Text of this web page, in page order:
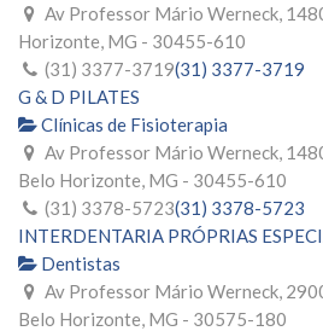
Av Professor Mário Werneck,
Horizonte, MG - 30455-610
(31) 3377-3719(31) 3377-3719
G & D PILATES
Clínicas de Fisioterapia
Av Professor Mário Werneck,
Belo Horizonte, MG - 30455-610
(31) 3378-5723(31) 3378-5723
INTERDENTARIA PRÓPRIAS
Dentistas
Av Professor Mário Werneck,
Belo Horizonte, MG - 30575-180